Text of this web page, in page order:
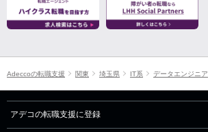
Adeccoの転職支援 関東 埼玉県 IT系 データエンジニア
アデコの転職支援に登録